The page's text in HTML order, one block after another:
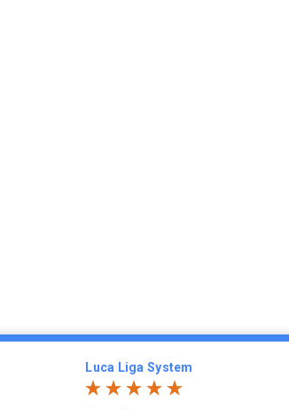
Luca Liga System